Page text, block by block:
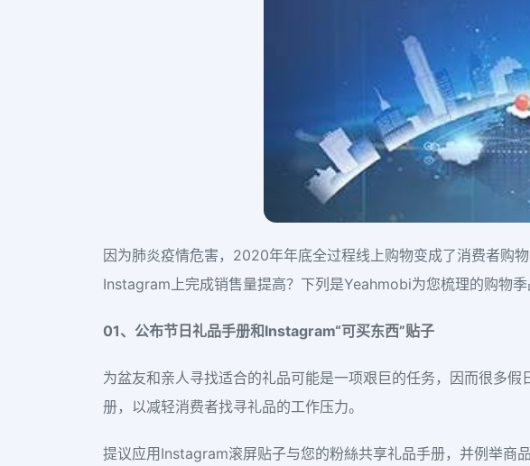
因为肺炎疫情危害，2020年年底全过程线上购物变成了消费者购
Instagram上完成销售量提高？下列是Yeahmobi为您梳理的购物季
01、 公布节日礼品手册和Instagram“可买东西”贴子
为盆友和亲人寻找适合的礼品可能是一项艰巨的任务，因而很多
册，以减轻消费者找寻礼品的工作压力。
提议应用Instagram滚屏贴子与您的粉絲共享礼品手册，并例举商